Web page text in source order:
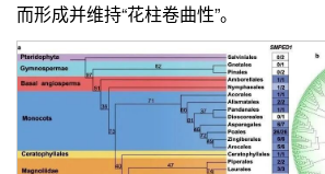
而形成并维持“花柱卷曲性”。